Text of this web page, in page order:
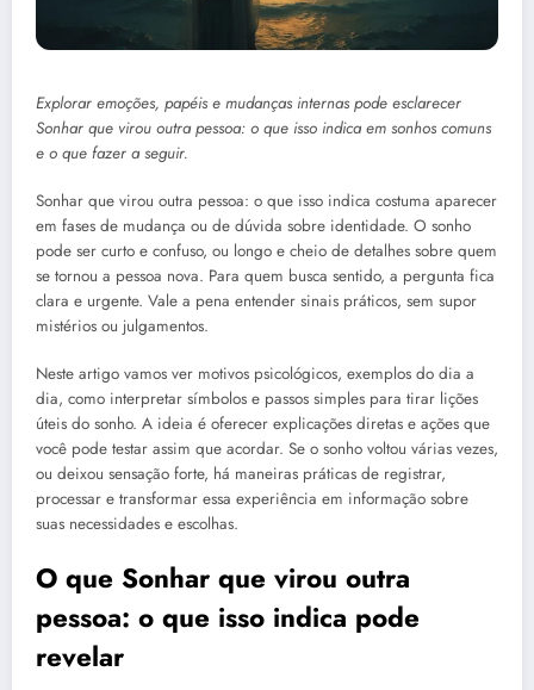
Explorar emoções, papéis e mudanças internas pode esclarecer
Sonhar que virou outra pessoa: o que isso indica em sonhos comuns
e o que fazer a seguir.
Sonhar que virou outra pessoa: o que isso indica costuma aparecer
em fases de mudança ou de dúvida sobre identidade. O sonho
pode ser curto e confuso, ou longo e cheio de detalhes sobre quem
se tornou a pessoa nova. Para quem busca sentido, a pergunta fica
clara e urgente. Vale a pena entender sinais práticos, sem supor
mistérios ou julgamentos.
Neste artigo vamos ver motivos psicológicos, exemplos do dia a
dia, como interpretar símbolos e passos simples para tirar lições
úteis do sonho. A ideia é oferecer explicações diretas e ações que
você pode testar assim que acordar. Se o sonho voltou várias vezes,
ou deixou sensação forte, há maneiras práticas de registrar,
processar e transformar essa experiência em informação sobre
suas necessidades e escolhas.
O que Sonhar que virou outra
pessoa: o que isso indica pode
revelar